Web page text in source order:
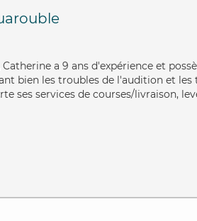
Catherine a 9 ans d'expérience et
bien les troubles de l'audition et les
ses services de courses/livraison,